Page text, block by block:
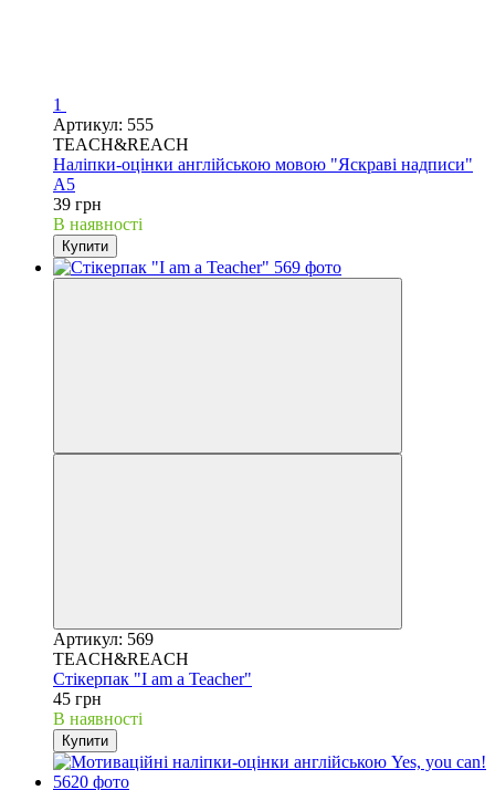
1
Артикул: 555
TEACH&REACH
Наліпки-оцінки англійською мовою "Яскраві надписи"
А5
39 грн
В наявності
Купити
Артикул: 569
TEACH&REACH
Стікерпак "I am a Teacher"
45 грн
В наявності
Купити